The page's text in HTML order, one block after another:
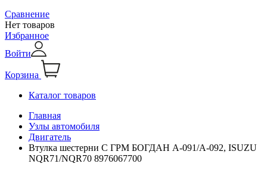
Сравнение
Нет товаров
Избранное
Войти
Корзина
Каталог товаров
Главная
Узлы автомобиля
Двигатель
Втулка шестерни С ГРМ БОГДАН А-091/А-092, ISUZU
NQR71/NQR70 8976067700